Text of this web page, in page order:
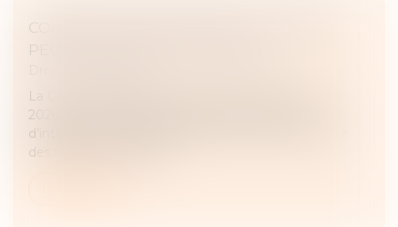
CONTRAT CLAIR ET PRÉCIS : LE JUGE NE
PEUT EN MODIFIER LA PORTÉE
La Cour de cassation, dans un arrêt rendu le 13 mai
2026, est venue rappeler les limites du pouvoir
d’interprétation du juge lorsqu’un contrat comporte
des stipulations claires...